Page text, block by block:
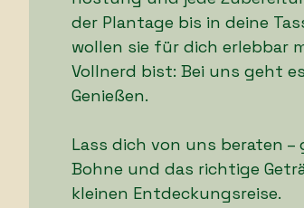
der Plantage bis in deine
wollen sie für dich erlebbar
Vollnerd bist: Bei uns geht
Genießen.
Lass dich von uns beraten
Bohne und das richtige
kleinen Entdeckungsreise.